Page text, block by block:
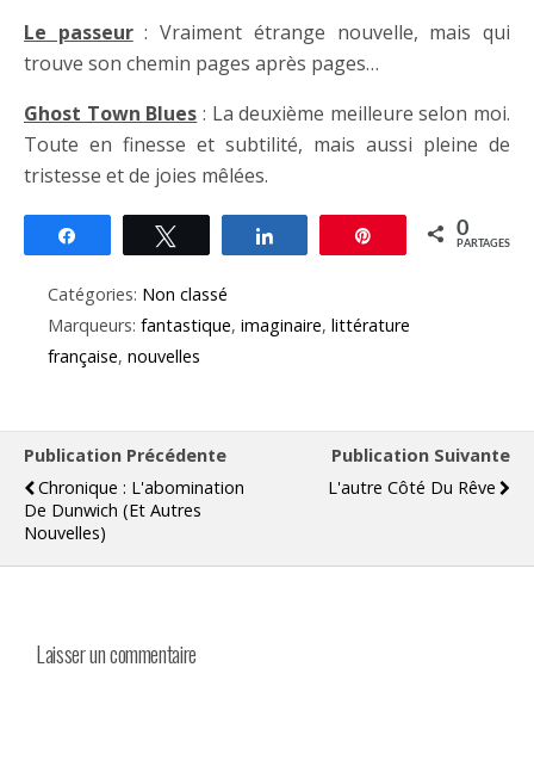
Le passeur: Vraiment étrange nouvelle, mais qui
trouve son chemin pages après pages…
Ghost Town Blues : La deuxième meilleure selon moi.
Toute en finesse et subtilité, mais aussi pleine de
tristesse et de joies mêlées.
Épingle 0
PARTAGES
Catégories: Non classé
Marqueurs: fantastique, imaginaire, littérature
française, nouvelles
Publication Précédente
Chronique : L'abomination
De Dunwich (et Autres
Nouvelles)
Publication Suivante
L'autre Côté Du Rêve
Laisser un commentaire